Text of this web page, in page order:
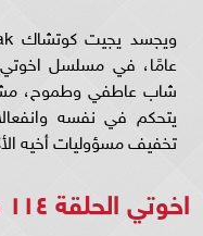
شاب عاطفي وطموح،
يتحكم في نفسه
تخفيف مسؤوليات أخيه
اخوتي الحلقة ١١٤ مترجمة